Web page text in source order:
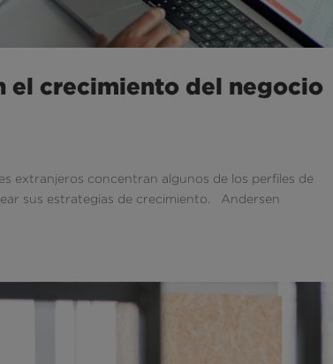
el crecimiento del negocio
extranjeros concentran algunos de los perfiles de
sus estrategias de crecimiento. Andersen